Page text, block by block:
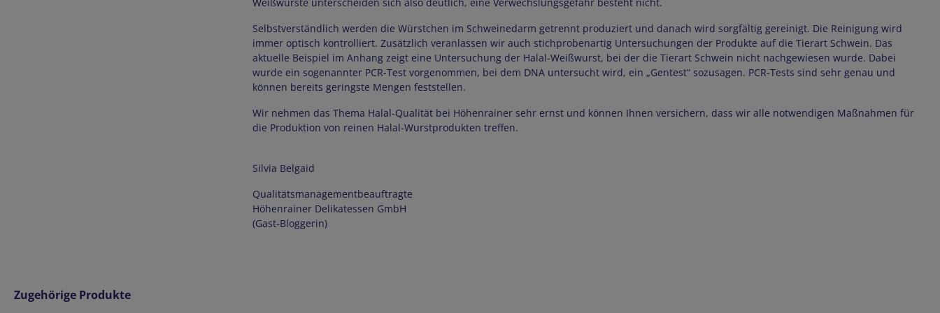
Selbstverständlich werden die Würstchen im Schweinedarm getrennt produziert und danach wird sorgfältig gereinigt. Die Reinigung wird
immer optisch kontrolliert. Zusätzlich veranlassen wir auch stichprobenartig Untersuchungen der Produkte auf die Tierart Schwein. Das
aktuelle Beispiel im Anhang zeigt eine Untersuchung der Halal-Weißwurst, bei der die Tierart Schwein nicht nachgewiesen wurde. Dabei
wurde ein sogenannter PCR-Test vorgenommen, bei dem DNA untersucht wird, ein „Gentest“ sozusagen. PCR-Tests sind sehr genau und
können bereits geringste Mengen feststellen.
Wir nehmen das Thema Halal-Qualität bei Höhenrainer sehr ernst und können Ihnen versichern, dass wir alle notwendigen Maßnahmen für
die Produktion von reinen Halal-Wurstprodukten treffen.
Silvia Belgaid
Qualitätsmanagementbeauftragte
Höhenrainer Delikatessen GmbH
(Gast-Bloggerin)
Produktgalerie überspringen
Zugehörige Produkte